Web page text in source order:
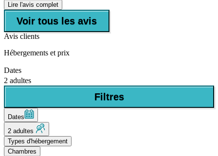
Lire l'avis complet
Voir tous les avis
Avis clients
Hébergements et prix
Dates
2 adultes
Filtres
Dates
2 adultes
Types d'hébergement
Chambres